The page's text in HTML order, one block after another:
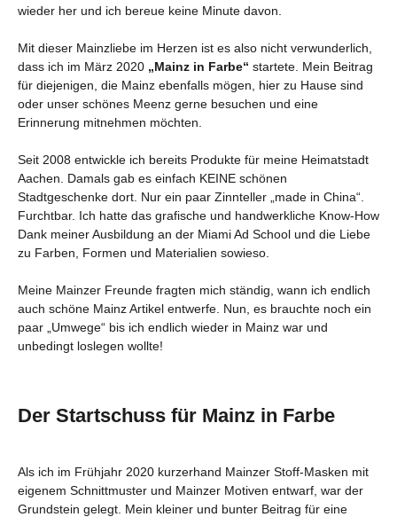
wieder her und ich bereue keine Minute davon.
Mit dieser Mainzliebe im Herzen ist es also nicht verwunderlich,
dass ich im März 2020 „Mainz in Farbe“ startete. Mein Beitrag
für diejenigen, die Mainz ebenfalls mögen, hier zu Hause sind
oder unser schönes Meenz gerne besuchen und eine
Erinnerung mitnehmen möchten.
Seit 2008 entwickle ich bereits Produkte für meine Heimatstadt
Aachen. Damals gab es einfach KEINE schönen
Stadtgeschenke dort. Nur ein paar Zinnteller „made in China“.
Furchtbar. Ich hatte das grafische und handwerkliche Know-How
Dank meiner Ausbildung an der Miami Ad School und die Liebe
zu Farben, Formen und Materialien sowieso.
Meine Mainzer Freunde fragten mich ständig, wann ich endlich
auch schöne Mainz Artikel entwerfe. Nun, es brauchte noch ein
paar „Umwege“ bis ich endlich wieder in Mainz war und
unbedingt loslegen wollte!
Der Startschuss für Mainz in Farbe
Als ich im Frühjahr 2020 kurzerhand Mainzer Stoff-Masken mit
eigenem Schnittmuster und Mainzer Motiven entwarf, war der
Grundstein gelegt. Mein kleiner und bunter Beitrag für eine